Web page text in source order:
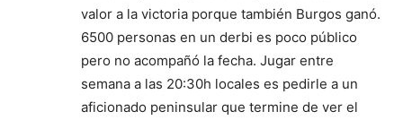
valor a la victoria porque también Burgos ganó.
6500 personas en un derbi es poco público
pero no acompañó la fecha. Jugar entre
semana a las 20:30h locales es pedirle a un
aficionado peninsular que termine de ver el